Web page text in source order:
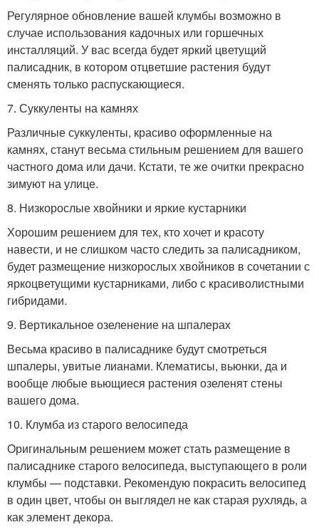
Регулярное обновление вашей клумбы возможно в
случае использования кадочных или горшечных
инсталляций. У вас всегда будет яркий цветущий
палисадник, в котором отцветшие растения будут
сменять только распускающиеся.
7. Суккуленты на камнях
Различные суккуленты, красиво оформленные на
камнях, станут весьма стильным решением для вашего
частного дома или дачи. Кстати, те же очитки прекрасно
зимуют на улице.
8. Низкорослые хвойники и яркие кустарники
Хорошим решением для тех, кто хочет и красоту
навести, и не слишком часто следить за палисадником,
будет размещение низкорослых хвойников в сочетании с
яркоцветущими кустарниками, либо с красиволистными
гибридами.
9. Вертикальное озеленение на шпалерах
Весьма красиво в палисаднике будут смотреться
шпалеры, увитые лианами. Клематисы, вьюнки, да и
вообще любые вьющиеся растения озеленят стены
вашего дома.
10. Клумба из старого велосипеда
Оригинальным решением может стать размещение в
палисаднике старого велосипеда, выступающего в роли
клумбы — подставки. Рекомендую покрасить велосипед
в один цвет, чтобы он выглядел не как старая рухлядь, а
как элемент декора.